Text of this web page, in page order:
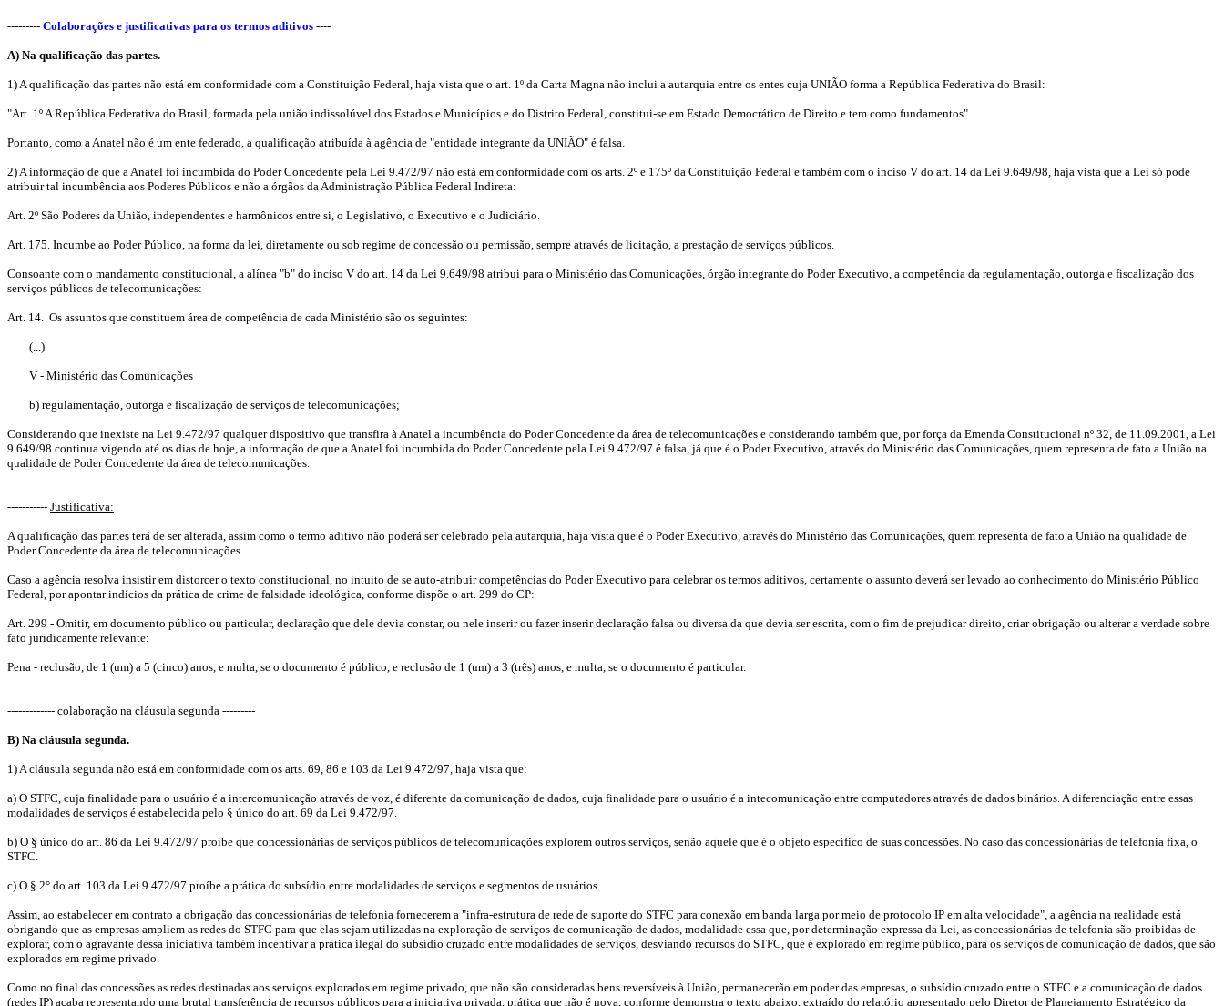
--------- Colaborações e justificativas para os termos aditivos ----
A) Na qualificação das partes.
1) A qualificação das partes não está em conformidade com a Constituição Federal, haja vista que o art. 1º da Carta Magna não inclui a autarquia entre os entes cuja UNIÃO forma a República Federativa do Brasil:
"Art. 1º A República Federativa do Brasil, formada pela união indissolúvel dos Estados e Municípios e do Distrito Federal, constitui-se em Estado Democrático de Direito e tem como fundamentos"
Portanto, como a Anatel não é um ente federado, a qualificação atribuída à agência de "entidade integrante da UNIÃO" é falsa.
2) A informação de que a Anatel foi incumbida do Poder Concedente pela Lei 9.472/97 não está em conformidade com os arts. 2º e 175º da Constituição Federal e também com o inciso V do art. 14 da Lei 9.649/98, haja vista que a Lei só pode
atribuir tal incumbência aos Poderes Públicos e não a órgãos da Administração Pública Federal Indireta:
Art. 2º São Poderes da União, independentes e harmônicos entre si, o Legislativo, o Executivo e o Judiciário.
Art. 175. Incumbe ao Poder Público, na forma da lei, diretamente ou sob regime de concessão ou permissão, sempre através de licitação, a prestação de serviços públicos.
Consoante com o mandamento constitucional, a alínea "b" do inciso V do art. 14 da Lei 9.649/98 atribui para o Ministério das Comunicações, órgão integrante do Poder Executivo, a competência da regulamentação, outorga e fiscalização dos
serviços públicos de telecomunicações:
Art. 14. Os assuntos que constituem área de competência de cada Ministério são os seguintes:
(...)
V - Ministério das Comunicações
b) regulamentação, outorga e fiscalização de serviços de telecomunicações;
Considerando que inexiste na Lei 9.472/97 qualquer dispositivo que transfira à Anatel a incumbência do Poder Concedente da área de telecomunicações e considerando também que, por força da Emenda Constitucional nº 32, de 11.09.2001, a Lei
9.649/98 continua vigendo até os dias de hoje, a informação de que a Anatel foi incumbida do Poder Concedente pela Lei 9.472/97 é falsa, já que é o Poder Executivo, através do Ministério das Comunicações, quem representa de fato a União na
qualidade de Poder Concedente da área de telecomunicações.
----------- Justificativa:
A qualificação das partes terá de ser alterada, assim como o termo aditivo não poderá ser celebrado pela autarquia, haja vista que é o Poder Executivo, através do Ministério das Comunicações, quem representa de fato a União na qualidade de
Poder Concedente da área de telecomunicações.
Caso a agência resolva insistir em distorcer o texto constitucional, no intuito de se auto-atribuir competências do Poder Executivo para celebrar os termos aditivos, certamente o assunto deverá ser levado ao conhecimento do Ministério Público
Federal, por apontar indícios da prática de crime de falsidade ideológica, conforme dispõe o art. 299 do CP:
Art. 299 - Omitir, em documento público ou particular, declaração que dele devia constar, ou nele inserir ou fazer inserir declaração falsa ou diversa da que devia ser escrita, com o fim de prejudicar direito, criar obrigação ou alterar a verdade sobre
fato juridicamente relevante:
Pena - reclusão, de 1 (um) a 5 (cinco) anos, e multa, se o documento é público, e reclusão de 1 (um) a 3 (três) anos, e multa, se o documento é particular.
------------- colaboração na cláusula segunda ---------
B) Na cláusula segunda.
1) A cláusula segunda não está em conformidade com os arts. 69, 86 e 103 da Lei 9.472/97, haja vista que:
a) O STFC, cuja finalidade para o usuário é a intercomunicação através de voz, é diferente da comunicação de dados, cuja finalidade para o usuário é a intecomunicação entre computadores através de dados binários. A diferenciação entre essas
modalidades de serviços é estabelecida pelo § único do art. 69 da Lei 9.472/97.
b) O § único do art. 86 da Lei 9.472/97 proíbe que concessionárias de serviços públicos de telecomunicações explorem outros serviços, senão aquele que é o objeto específico de suas concessões. No caso das concessionárias de telefonia fixa, o
STFC.
c) O § 2° do art. 103 da Lei 9.472/97 proíbe a prática do subsídio entre modalidades de serviços e segmentos de usuários.
Assim, ao estabelecer em contrato a obrigação das concessionárias de telefonia fornecerem a "infra-estrutura de rede de suporte do STFC para conexão em banda larga por meio de protocolo IP em alta velocidade", a agência na realidade está
obrigando que as empresas ampliem as redes do STFC para que elas sejam utilizadas na exploração de serviços de comunicação de dados, modalidade essa que, por determinação expressa da Lei, as concessionárias de telefonia são proibidas de
explorar, com o agravante dessa iniciativa também incentivar a prática ilegal do subsídio cruzado entre modalidades de serviços, desviando recursos do STFC, que é explorado em regime público, para os serviços de comunicação de dados, que são
explorados em regime privado.
Como no final das concessões as redes destinadas aos serviços explorados em regime privado, que não são consideradas bens reversíveis à União, permanecerão em poder das empresas, o subsídio cruzado entre o STFC e a comunicação de dados
(redes IP) acaba representando uma brutal transferência de recursos públicos para a iniciativa privada, prática que não é nova, conforme demonstra o texto abaixo, extraído do relatório apresentado pelo Diretor de Planejamento Estratégico da